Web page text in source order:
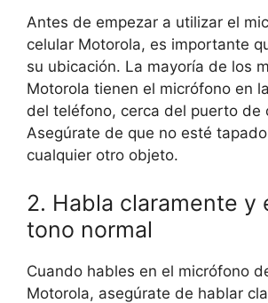
Antes de empezar a utilizar el
celular Motorola, es importante
su ubicación. La mayoría de los
Motorola tienen el micrófono en
del teléfono, cerca del puerto de
Asegúrate de que no esté
cualquier otro objeto.
2. Habla claramente y
tono normal
Cuando hables en el micrófono
Motorola, asegúrate de hablar